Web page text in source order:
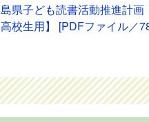
県子ども読書活動推進計
校生用】 [PDFファイル／